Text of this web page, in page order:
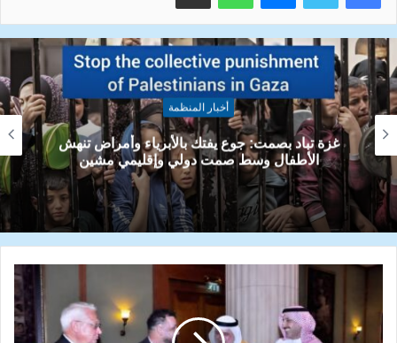
أخبار المنظمة
منظمة الدرع في اوكرانيا قدمت مساعدات انسانية
لاكثر من 500 شخص من اللاجئين والمشردين و
لذوي الاحتياجات الخاصة